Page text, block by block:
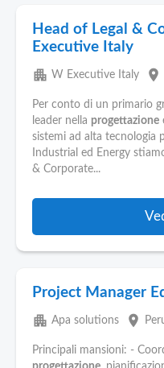
Head of Legal &
Executive Italy
apartment W Executive Italy place
Per conto di un primario
leader nella progettazione
sistemi ad alta tecnologia
Industrial ed Energy
& Corporate...
Project Manager
apartment Apa solutions place
Principali mansioni: -